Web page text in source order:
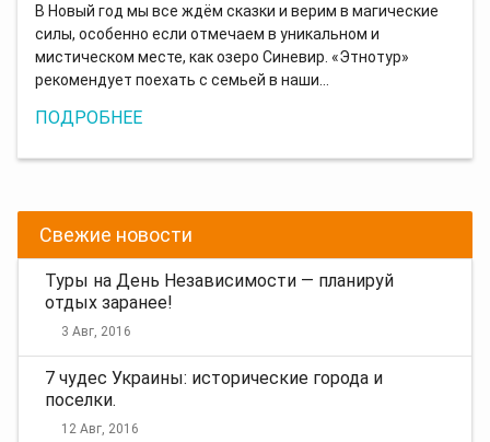
В Новый год мы все ждём сказки и верим в магические
силы, особенно если отмечаем в уникальном и
мистическом месте, как озеро Синевир. «Этнотур»
рекомендует поехать с семьей в наши…
ПОДРОБНЕЕ
Свежие новости
Туры на День Независимости — планируй
отдых заранее!
3 Авг, 2016
7 чудес Украины: исторические города и
поселки.
12 Авг, 2016